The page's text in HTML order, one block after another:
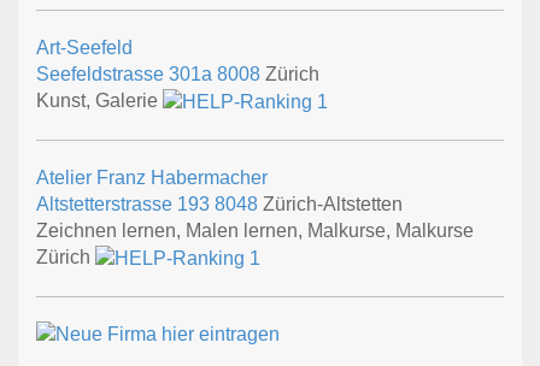
Art-Seefeld
Seefeldstrasse 301a 8008 Zürich
Kunst, Galerie
Atelier Franz Habermacher
Altstetterstrasse 193 8048 Zürich-Altstetten
Zeichnen lernen, Malen lernen, Malkurse, Malkurse
Zürich